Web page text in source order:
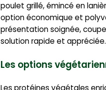
poulet grillé, émincé en
option économique et
présentation soignée,
solution rapide et
Les options
Les protéines végétales